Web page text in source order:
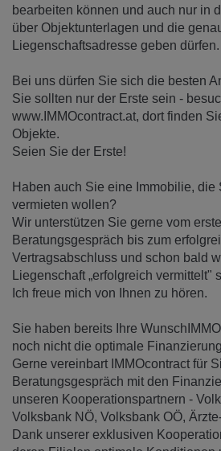
bearbeiten können und auch nur in
über Objektunterlagen und die
Liegenschaftsadresse geben dürfen.
Bei uns dürfen Sie sich die besten
Sie sollten nur der Erste sein -
www.IMMOcontract.at, dort finden
Objekte.
Seien Sie der Erste!
Haben auch Sie eine Immobilie, die
vermieten wollen?
Wir unterstützen Sie gerne vom
Beratungsgespräch bis zum
Vertragsabschluss und schon bald
Liegenschaft „erfolgreich vermittelt"
Ich freue mich von Ihnen zu hören.
Sie haben bereits Ihre
noch nicht die optimale
Gerne vereinbart IMMOcontract für
Beratungsgespräch mit den
unseren Kooperationspartnern -
Volksbank NÖ, Volksbank OÖ,
Dank unserer exklusiven